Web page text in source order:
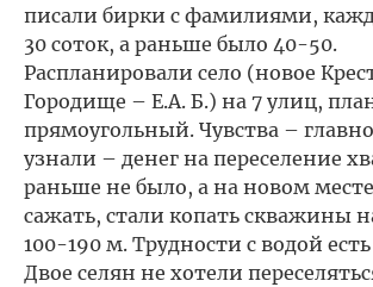
писали бирки с фамилиями,
30 соток, а раньше было 40-50.
Распланировали село (новое
Городище – Е.А. Б.) на 7 улиц,
прямоугольный. Чувства –
узнали – денег на переселение
раньше не было, а на новом
сажать, стали копать скважины
100-190 м. Трудности с водой
Двое селян не хотели